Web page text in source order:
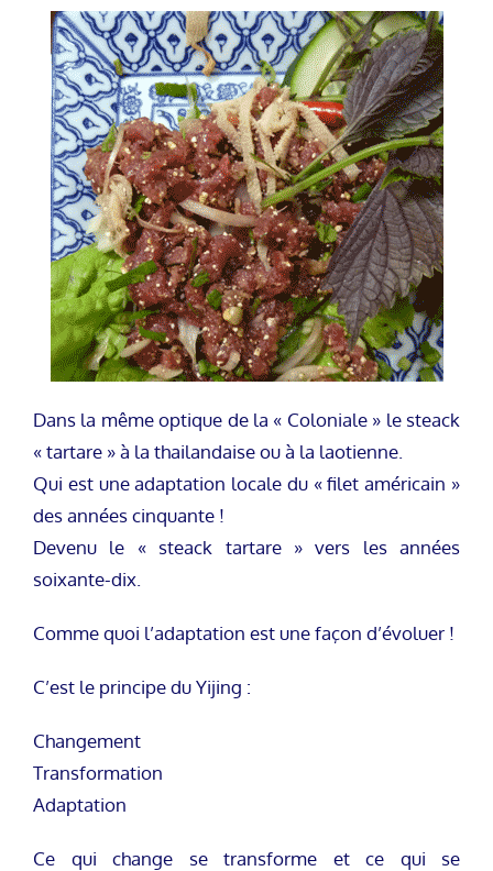
Dans la même optique de la « Coloniale » le steack
« tartare » à la thailandaise ou à la laotienne.
Qui est une adaptation locale du « filet américain »
des années cinquante !
Devenu le « steack tartare » vers les années
soixante-dix.
Comme quoi l’adaptation est une façon d’évoluer !
C’est le principe du Yijing :
Changement
Transformation
Adaptation
Ce qui change se transforme et ce qui se